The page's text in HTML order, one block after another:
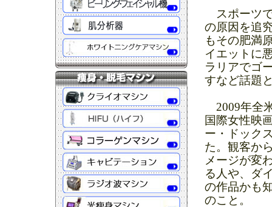
スポーツ
の原因を追
もその肥満
イエットに
ラリアでゴ
すなど話題
2009年全
国際女性映
ー・ドック
た。観客か
メージが変
る人や、ダ
の作品かも
のこと。